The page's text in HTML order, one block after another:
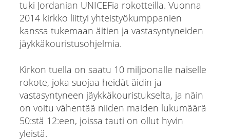
tuki Jordanian UNICEFia rokotteilla. Vuonna
2014 kirkko liittyi yhteistyökumppanien
kanssa tukemaan äitien ja vastasyntyneiden
jäykkäkouristusohjelmia.
Kirkon tuella on saatu 10 miljoonalle naiselle
rokote, joka suojaa heidät äidin ja
vastasyntyneen jäykkäkouristukselta, ja näin
on voitu vähentää niiden maiden lukumäärä
50:stä 12:een, joissa tauti on ollut hyvin
yleistä.